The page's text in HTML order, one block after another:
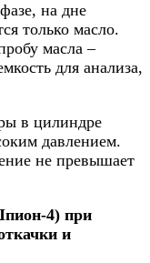
на дне
только масло.
масла –
для анализа,
в цилиндре
давлением.
не превышает
4) при
и